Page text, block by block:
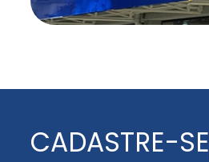
CADASTRE-SE